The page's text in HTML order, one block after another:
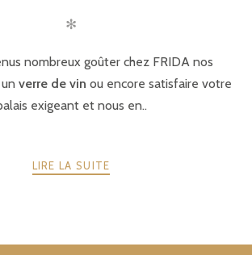
✻
nombreux goûter chez FRIDA nos
verre de vin ou encore satisfaire votre
exigeant et nous en..
LIRE LA SUITE